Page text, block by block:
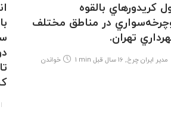
كريدورهاي بالقوه
در مناطق مختلف
تهران.
مدیر ایران چرخ, 16 سال قبل 1 min خواندن